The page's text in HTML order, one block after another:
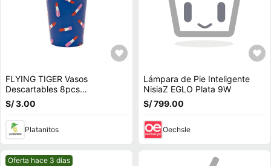
FLYING TIGER Vasos
Descartables 8pcs
P/Cumpleaños 3014013
S/ 3.00
Platanitos
Lámpara de Pie Inteligente
NisiaZ EGLO Plata 9W
S/ 799.00
Oechsle
Mejor precio.
Oferta hace 3 días